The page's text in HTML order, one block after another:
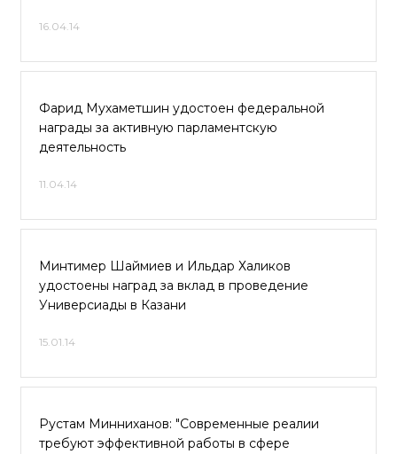
16.04.14
Фарид Мухаметшин удостоен федеральной
награды за активную парламентскую
деятельность
11.04.14
Минтимер Шаймиев и Ильдар Халиков
удостоены наград за вклад в проведение
Универсиады в Казани
15.01.14
Рустам Минниханов: "Современные реалии
требуют эффективной работы в сфере